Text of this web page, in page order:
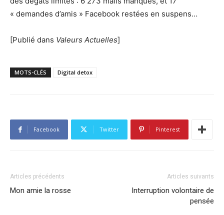
« demandes d’amis » Facebook restées en suspens…
[Publié dans Valeurs Actuelles]
MOTS-CLÉS Digital detox
Facebook Twitter Pinterest
Articles précédents
Mon amie la rosse
Articles suivants
Interruption volontaire de
pensée